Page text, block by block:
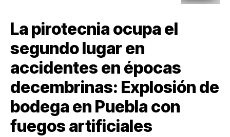
La pirotecnia ocupa el
segundo lugar en
accidentes en épocas
decembrinas: Explosión de
bodega en Puebla con
fuegos artificiales